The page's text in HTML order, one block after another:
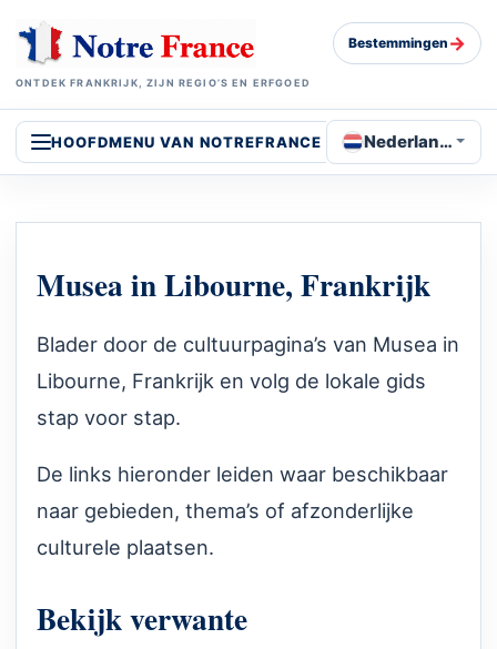
ONTDEK FRANKRIJK, ZIJN REGIO’S EN ERFGOED
Bestemmingen →
HOOFDMENU VAN NOTREFRANCE Nederlands
Musea in Libourne, Frankrijk
Blader door de cultuurpagina’s van Musea in
Libourne, Frankrijk en volg de lokale gids
stap voor stap.
De links hieronder leiden waar beschikbaar
naar gebieden, thema’s of afzonderlijke
culturele plaatsen.
Bekijk verwante